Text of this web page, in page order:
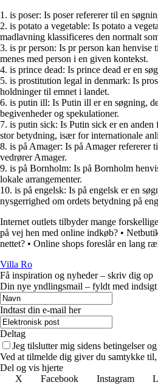
1. is poser: Is poser refererer til en
2. is potato a vegetable: Is potato a
madlavning klassificeres den normalt
3. is pr person: Is pr person kan
menes med person i en given kontekst.
4. is prince dead: Is prince dead er en
5. is prostitution legal in denmark: Is
holdninger til emnet i landet.
6. is putin ill: Is Putin ill er en søgning,
begivenheder og spekulationer.
7. is putin sick: Is Putin sick er en
stor betydning, især for internationale
8. is på Amager: Is på Amager refererer
vedrører Amager.
9. is på Bornholm: Is på Bornholm
lokale arrangementer.
10. is på engelsk: Is på engelsk er en
nysgerrighed om ordets betydning på
Internet outlets tilbyder mange
på vej hen med online indkøb? •
nettet? • Online shops foreslår en lang
Villa Ro
Få inspiration og nyheder – skriv dig op
Din nye yndlingsmail – fyldt med indsigt
Indtast din e-mail her
Deltag
Jeg tilslutter mig sidens betingelser
Ved at tilmelde dig giver du samtykke
Del og vis hjerte
X
Facebook Instagram